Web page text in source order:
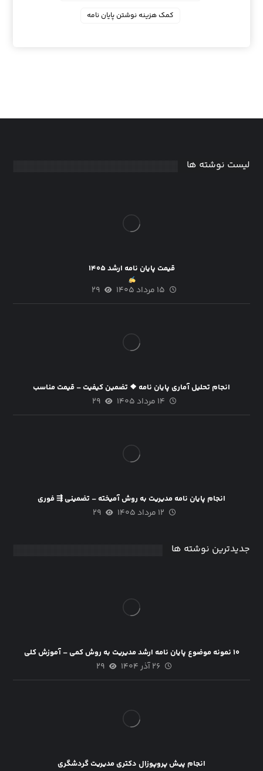
کمک هزینه نوشتن پایان نامه
لیست نوشته ها
قیمت پایان نامه ارشد ۱۴۰۵
۱۵ مرداد ۱۴۰۵ ۲۹
انجام تحلیل آماری پایان نامه ❖ تضمین کیفیت – قیمت مناسب
۱۴ مرداد ۱۴۰۵ ۲۹
انجام پایان نامه مدیریت به روش آمیخته – تضمینی ⇶ فوری
۱۲ مرداد ۱۴۰۵ ۲۹
جدیدترین نوشته ها
۱۰ نمونه موضوع پایان نامه ارشد مدیریت به روش کمی – آموزش کلی
۲۶ آذر ۱۴۰۴ ۲۹
انجام پیش پروپوزال دکتری مدیریت گردشگری